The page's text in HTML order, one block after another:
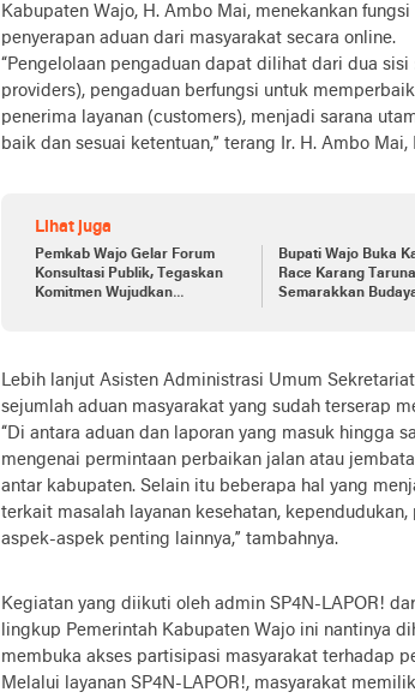
Kabupaten Wajo, H. Ambo Mai, menekankan
penyerapan aduan dari masyarakat secara online.
“Pengelolaan pengaduan dapat dilihat dari dua
providers), pengaduan berfungsi untuk
penerima layanan (customers), menjadi sarana
baik dan sesuai ketentuan,” terang Ir. H. Ambo Mai,
Lihat juga
Pemkab Wajo Gelar Forum
Konsultasi Publik, Tegaskan
Komitmen Wujudkan
Bupati Wajo Buka
Race Karang
Semarakkan
Lebih lanjut Asisten Administrasi Umum
sejumlah aduan masyarakat yang sudah terserap
‘‘Di antara aduan dan laporan yang masuk hingga
mengenai permintaan perbaikan jalan atau
antar kabupaten. Selain itu beberapa hal yang
terkait masalah layanan kesehatan,
aspek-aspek penting lainnya,’’ tambahnya.
Kegiatan yang diikuti oleh admin SP4N-LAPOR!
lingkup Pemerintah Kabupaten Wajo ini nantinya
membuka akses partisipasi masyarakat terhadap
Melalui layanan SP4N-LAPOR!, masyarakat